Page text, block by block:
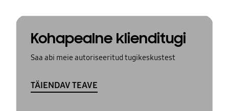
Kohapealne klienditugi
Saa abi meie autoriseeritud tugikeskustest
TÄIENDAV TEAVE